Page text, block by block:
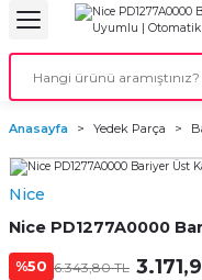
Geri
Geri
Motorlar
Geri
Geri
Geri
Anasayfa Yedek Parça
Nice
Nice PD1277A0000
%50 6.343,80 TL